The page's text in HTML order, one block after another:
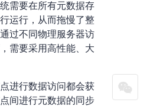
需要在所有元数据存
运行，从而拖慢了整
过不同物理服务器访
需要采用高性能、大
进行数据访问都会获
间进行元数据的同步